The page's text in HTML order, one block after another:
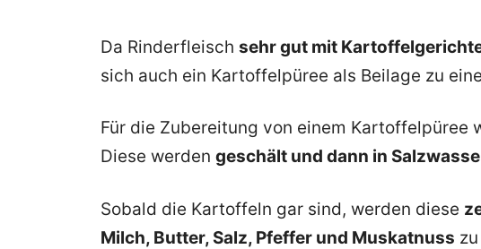
Da Rinderfleisch sehr gut mit
sich auch ein Kartoffelpüree als Beilage zu
Für die Zubereitung von einem Kartoffelpüree
Diese werden geschält und dann in
Sobald die Kartoffeln gar sind, werden diese
Milch, Butter, Salz, Pfeffer und Muskatnuss